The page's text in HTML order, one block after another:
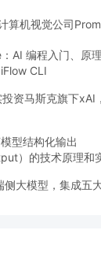
算机视觉公司
AI 编程入门、原
CLI
资马斯克旗下xAI
型结构化输出
）的技术原理和
大模型，集成五